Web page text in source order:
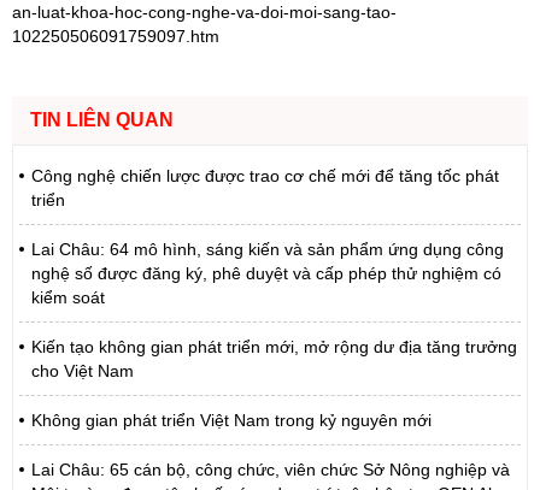
an-luat-khoa-hoc-cong-nghe-va-doi-moi-sang-tao-
102250506091759097.htm
TIN LIÊN QUAN
Công nghệ chiến lược được trao cơ chế mới để tăng tốc phát
triển
Lai Châu: 64 mô hình, sáng kiến và sản phẩm ứng dụng công
nghệ số được đăng ký, phê duyệt và cấp phép thử nghiệm có
kiểm soát
Kiến tạo không gian phát triển mới, mở rộng dư địa tăng trưởng
cho Việt Nam
Không gian phát triển Việt Nam trong kỷ nguyên mới
Lai Châu: 65 cán bộ, công chức, viên chức Sở Nông nghiệp và